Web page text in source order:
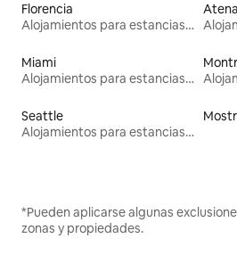
Florencia
Alojamientos para estancias largas
Miami
Alojamientos para estancias largas
Seattle
Alojamientos para estancias largas
*Pueden aplicarse algunas
zonas y propiedades.